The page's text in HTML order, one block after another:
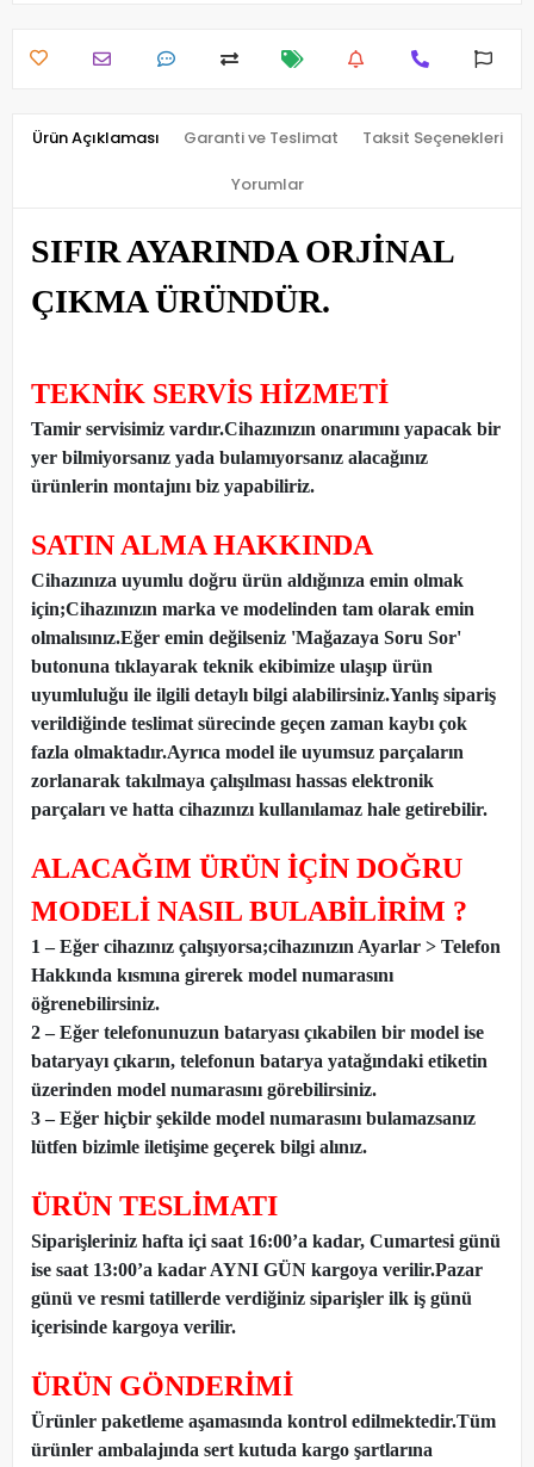
Ürün Açıklaması Garanti ve Teslimat Taksit Seçenekleri
Yorumlar
SIFIR AYARINDA ORJİNAL
ÇIKMA ÜRÜNDÜR.
TEKNİK SERVİS HİZMETİ
Tamir servisimiz vardır.Cihazınızın onarımını yapacak bir
yer bilmiyorsanız yada bulamıyorsanız alacağınız
ürünlerin montajını biz yapabiliriz.
SATIN ALMA HAKKINDA
Cihazınıza uyumlu doğru ürün aldığınıza emin olmak
için;Cihazınızın marka ve modelinden tam olarak emin
olmalısınız.Eğer emin değilseniz 'Mağazaya Soru Sor'
butonuna tıklayarak teknik ekibimize ulaşıp ürün
uyumluluğu ile ilgili detaylı bilgi alabilirsiniz.Yanlış sipariş
verildiğinde teslimat sürecinde geçen zaman kaybı çok
fazla olmaktadır.Ayrıca model ile uyumsuz parçaların
zorlanarak takılmaya çalışılması hassas elektronik
parçaları ve hatta cihazınızı kullanılamaz hale getirebilir.
ALACAĞIM ÜRÜN İÇİN DOĞRU
MODELİ NASIL BULABİLİRİM ?
1 – Eğer cihazınız çalışıyorsa;cihazınızın Ayarlar > Telefon
Hakkında kısmına girerek model numarasını
öğrenebilirsiniz.
2 – Eğer telefonunuzun bataryası çıkabilen bir model ise
bataryayı çıkarın, telefonun batarya yatağındaki etiketin
üzerinden model numarasını görebilirsiniz.
3 – Eğer hiçbir şekilde model numarasını bulamazsanız
lütfen bizimle iletişime geçerek bilgi alınız.
ÜRÜN TESLİMATI
Siparişleriniz hafta içi saat 16:00’a kadar, Cumartesi günü
ise saat 13:00’a kadar AYNI GÜN kargoya verilir.Pazar
günü ve resmi tatillerde verdiğiniz siparişler ilk iş günü
içerisinde kargoya verilir.
ÜRÜN GÖNDERİMİ
Ürünler paketleme aşamasında kontrol edilmektedir.Tüm
ürünler ambalajında sert kutuda kargo şartlarına